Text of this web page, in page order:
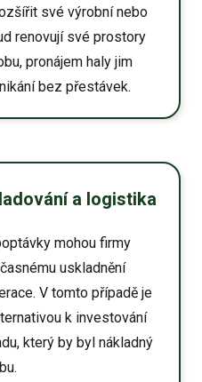
své výrobní nebo
renovují své prostory
pronájem haly jim
bez přestávek.
a logistika
mohou firmy
uskladnění
V tomto případě je
k investování
který by byl nákladný